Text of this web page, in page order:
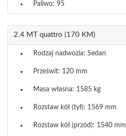
Paliwo: 95
2.4 MT quattro (170 KM)
Rodzaj nadwozia: Sedan
Prześwit: 120 mm
Masa własna: 1585 kg
Rozstaw kół (tył): 1569 mm
Rozstaw kół (przód): 1540 mm